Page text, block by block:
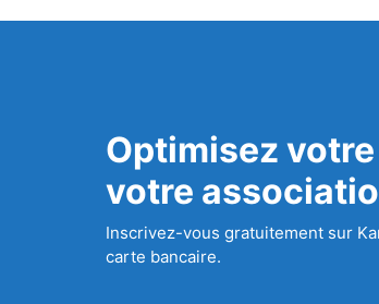
Optimisez
votre
Inscrivez-vous gratuitement sur
carte bancaire.